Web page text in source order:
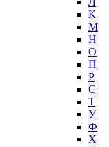
К
М
Н
О
П
Р
С
Т
У
Ф
Х